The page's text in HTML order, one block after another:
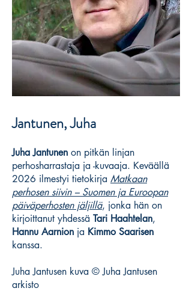
Jantunen, Juha
Juha Jantunen on pitkän linjan
perhosharrastaja ja -kuvaaja. Keväällä
2026 ilmestyi tietokirja Matkaan
perhosen siivin – Suomen ja Euroopan
päiväperhosten jäljillä, jonka hän on
kirjoittanut yhdessä Tari Haahtelan,
Hannu Aarnion ja Kimmo Saarisen
kanssa.
Juha Jantusen kuva © Juha Jantusen
arkisto